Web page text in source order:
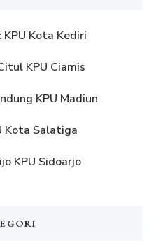
Kota Kediri
KPU Ciamis
KPU Madiun
Kota Salatiga
KPU Sidoarjo